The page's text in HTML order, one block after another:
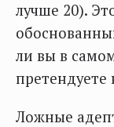
лучше 20).
ли вы в
претендуете
Ложные